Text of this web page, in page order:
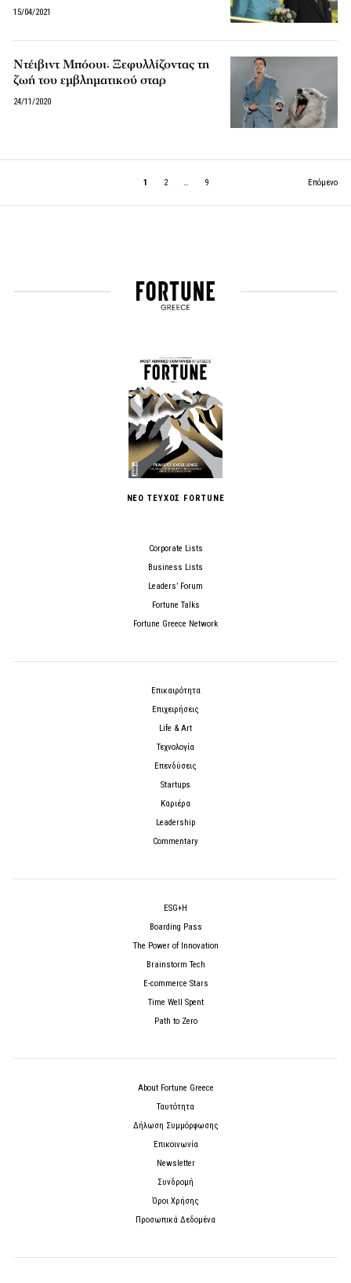
15/04/2021
Ντέιβιντ Μπόουι: Ξεφυλλίζοντας τη
ζωή του εμβληματικού σταρ
24/11/2020
1 2 … 9 Επόμενο
ΝΕΟ ΤΕΥΧΟΣ FORTUNE
Corporate Lists
Business Lists
Leaders’ Forum
Fortune Talks
Fortune Greece Network
Επικαιρότητα
Επιχειρήσεις
Life & Art
Τεχνολογία
Επενδύσεις
Startups
Καριέρα
Leadership
Commentary
ESG+H
Boarding Pass
The Power of Innovation
Brainstorm Tech
E-commerce Stars
Time Well Spent
Path to Zero
About Fortune Greece
Ταυτότητα
Δήλωση Συμμόρφωσης
Επικοινωνία
Newsletter
Συνδρομή
Όροι Χρήσης
Προσωπικά Δεδομένα